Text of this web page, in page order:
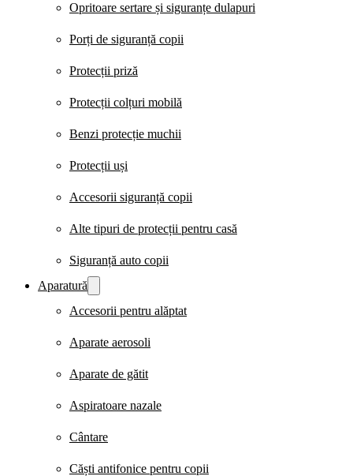
Opritoare sertare și siguranțe dulapuri
Porți de siguranță copii
Protecții priză
Protecții colțuri mobilă
Benzi protecție muchii
Protecții uși
Accesorii siguranță copii
Alte tipuri de protecții pentru casă
Siguranță auto copii
Aparatură
Accesorii pentru alăptat
Aparate aerosoli
Aparate de gătit
Aspiratoare nazale
Cântare
Căști antifonice pentru copii